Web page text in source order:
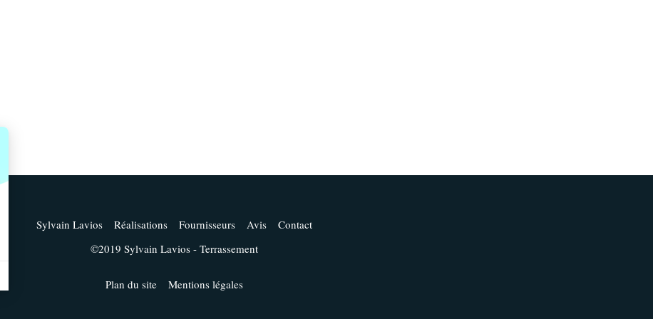
Sylvain Lavios Réalisations Fournisseurs Avis
Contact
©2019 Sylvain Lavios - Terrassement
Plan du site Mentions légales